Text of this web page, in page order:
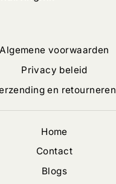
Algemene voorwaarden
Privacy beleid
en retourneren
Home
Contact
Blogs